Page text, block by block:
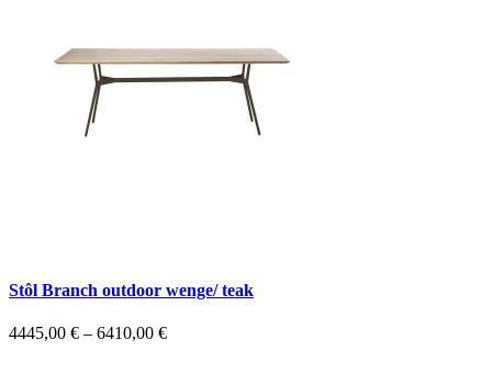
Stôl Branch outdoor wenge/ teak
4445,00 € – 6410,00 €